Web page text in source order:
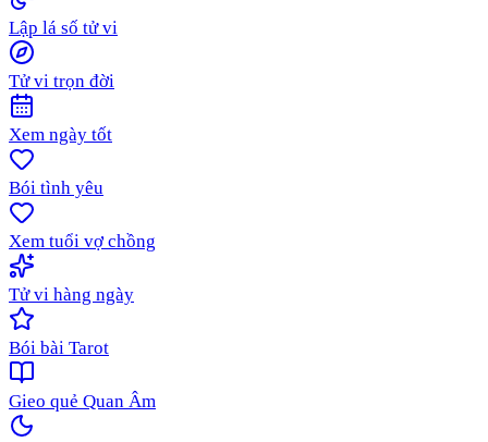
Lập lá số tử vi
Tử vi trọn đời
Xem ngày tốt
Bói tình yêu
Xem tuổi vợ chồng
Tử vi hàng ngày
Bói bài Tarot
Gieo quẻ Quan Âm